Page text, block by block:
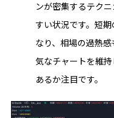
ンが密集するテク
すい状況です。短
なり、相場の過熱
気なチャートを維
あるか注目です。